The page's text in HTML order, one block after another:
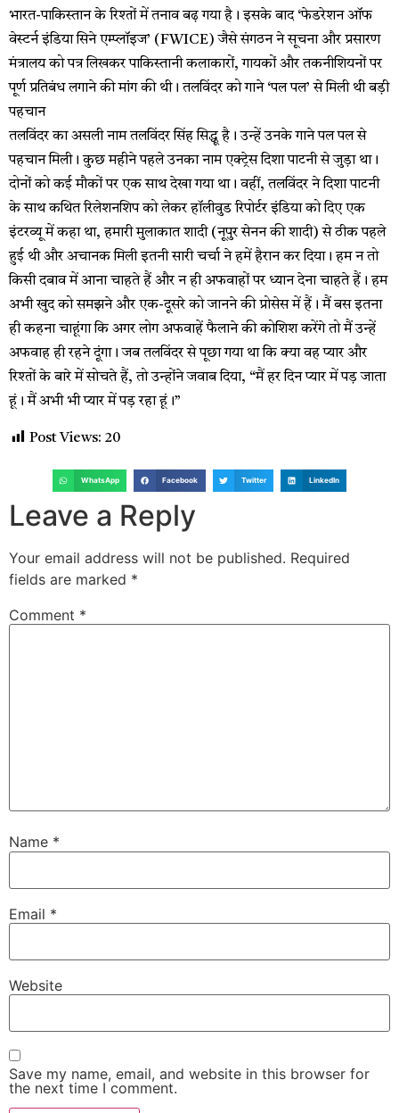
भारत-पाकिस्तान के रिश्तों में तनाव बढ़ गया है। इसके बाद ‘फेडरेशन ऑफ
वेस्टर्न इंडिया सिने एम्प्लॉइज’ (FWICE) जैसे संगठन ने सूचना और प्रसारण
मंत्रालय को पत्र लिखकर पाकिस्तानी कलाकारों, गायकों और तकनीशियनों पर
पूर्ण प्रतिबंध लगाने की मांग की थी। तलविंदर को गाने ‘पल पल’ से मिली थी बड़ी
पहचान
तलविंदर का असली नाम तलविंदर सिंह सिद्धू है। उन्हें उनके गाने पल पल से
पहचान मिली। कुछ महीने पहले उनका नाम एक्ट्रेस दिशा पाटनी से जुड़ा था।
दोनों को कई मौकों पर एक साथ देखा गया था। वहीं, तलविंदर ने दिशा पाटनी
के साथ कथित रिलेशनशिप को लेकर हॉलीवुड रिपोर्टर इंडिया को दिए एक
इंटरव्यू में कहा था, हमारी मुलाकात शादी (नूपुर सेनन की शादी) से ठीक पहले
हुई थी और अचानक मिली इतनी सारी चर्चा ने हमें हैरान कर दिया। हम न तो
किसी दबाव में आना चाहते हैं और न ही अफवाहों पर ध्यान देना चाहते हैं। हम
अभी खुद को समझने और एक-दूसरे को जानने की प्रोसेस में हैं। मैं बस इतना
ही कहना चाहूंगा कि अगर लोग अफवाहें फैलाने की कोशिश करेंगे तो मैं उन्हें
अफवाह ही रहने दूंगा। जब तलविंदर से पूछा गया था कि क्या वह प्यार और
रिश्तों के बारे में सोचते हैं, तो उन्होंने जवाब दिया, “मैं हर दिन प्यार में पड़ जाता
हूं। मैं अभी भी प्यार में पड़ रहा हूं।”
Post Views: 20
WhatsApp Facebook Twitter LinkedIn
Leave a Reply
Your email address will not be published. Required
fields are marked *
Comment *
Name *
Email *
Website
Save my name, email, and website in this browser for
the next time I comment.